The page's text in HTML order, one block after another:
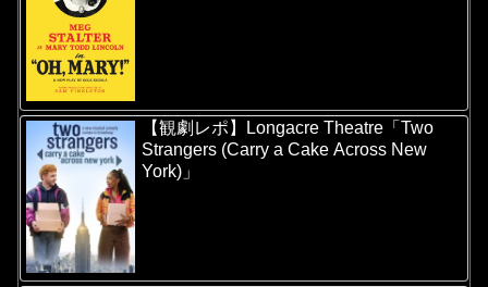
【観劇レポ】Longacre Theatre「Two
Strangers (Carry a Cake Across New
York)」